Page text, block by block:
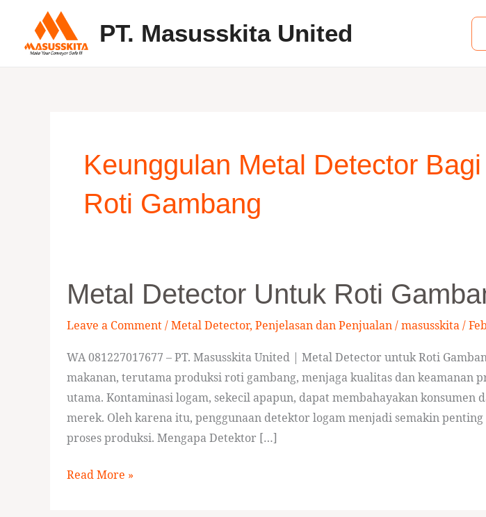
content
PT. Masusskita United
Keunggulan Metal Detector
Roti Gambang
Metal Detector Untuk Roti
Leave a Comment/Metal Detector, Penjelasan dan Penjualan/masusskita/
WA 081227017677 – PT. Masusskita United | Metal Detector untuk Roti
makanan, terutama produksi roti gambang, menjaga kualitas dan keamanan
utama. Kontaminasi logam, sekecil apapun, dapat membahayakan konsumen
merek. Oleh karena itu, penggunaan detektor logam menjadi semakin
proses produksi. Mengapa Detektor […]
Detector
untuk
Roti
Read More »